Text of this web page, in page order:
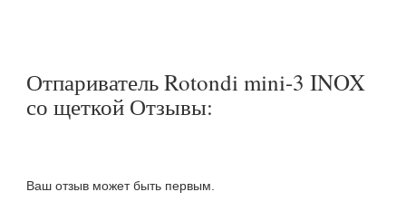
Отпариватель Rotondi mini-3 INOX
со щеткой Отзывы:
Ваш отзыв может быть первым.